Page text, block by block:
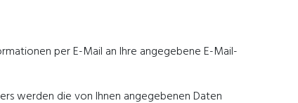
per E-Mail an Ihre angegebene E-Mail-
werden die von Ihnen angegebenen Daten